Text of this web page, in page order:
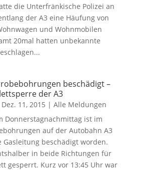
die Unterfränkische Polizei an
der A3 eine Häufung von
und Wohnmobilen
20mal hatten unbekannte
beschädigt –
der A3
Dez. 11, 2015 | Alle Meldungen
Donnerstagnachmittag ist im
auf der Autobahn A3
beschädigt worden.
in beide Richtungen für
gesperrt. Kurz vor 13:45 Uhr war